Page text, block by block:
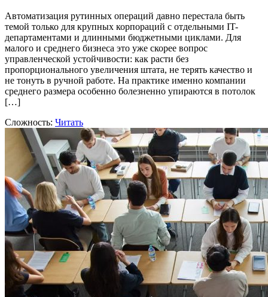
Автоматизация рутинных операций давно перестала быть
темой только для крупных корпораций с отдельными IT-
департаментами и длинными бюджетными циклами. Для
малого и среднего бизнеса это уже скорее вопрос
управленческой устойчивости: как расти без
пропорционального увеличения штата, не терять качество и
не тонуть в ручной работе. На практике именно компании
среднего размера особенно болезненно упираются в потолок
[…]
Сложность: Читать